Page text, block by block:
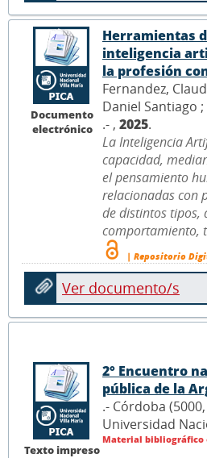
Documento
electrónico
Herramientas
inteligencia
la profesión
Fernandez,
Daniel Santiago
.- , 2025.
La Inteligencia
capacidad,
el pensamiento
relacionadas con
de distintos tipos,
comportamiento,
| Repositorio
Ver documento/s
Texto impreso
2° Encuentro
pública de la
.- Córdoba
Universidad
Material bibliográfico